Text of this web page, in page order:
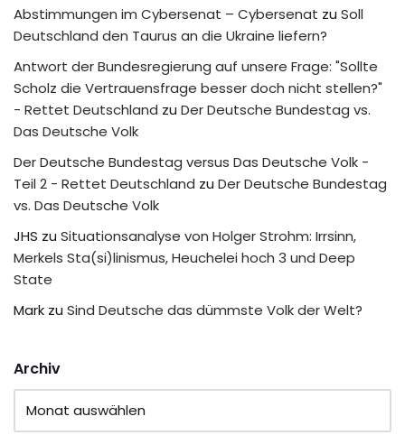
Abstimmungen im Cybersenat – Cybersenat zu Soll
Deutschland den Taurus an die Ukraine liefern?
Antwort der Bundesregierung auf unsere Frage: "Sollte
Scholz die Vertrauensfrage besser doch nicht stellen?"
- Rettet Deutschland zu Der Deutsche Bundestag vs.
Das Deutsche Volk
Der Deutsche Bundestag versus Das Deutsche Volk -
Teil 2 - Rettet Deutschland zu Der Deutsche Bundestag
vs. Das Deutsche Volk
JHS zu Situationsanalyse von Holger Strohm: Irrsinn,
Merkels Sta(si)linismus, Heuchelei hoch 3 und Deep
State
Mark zu Sind Deutsche das dümmste Volk der Welt?
Archiv